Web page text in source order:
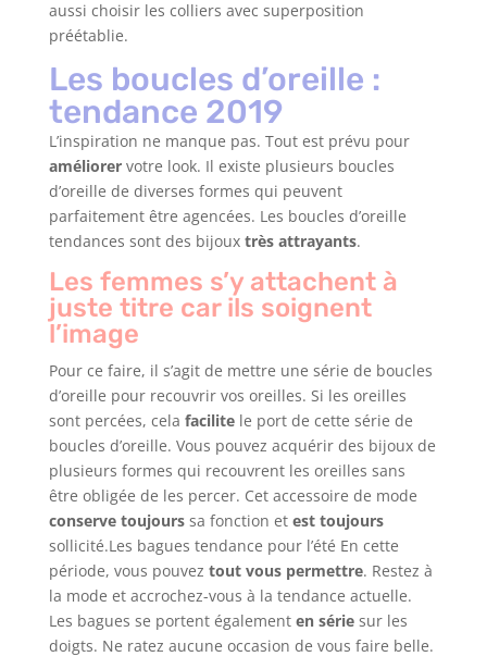
aussi choisir les colliers avec superposition
préétablie.
Les boucles d’oreille :
tendance 2019
L’inspiration ne manque pas. Tout est prévu pour
améliorervotre look. Il existe plusieurs boucles
d’oreille de diverses formes qui peuvent
parfaitement être agencées. Les boucles d’oreille
tendances sont des bijoux très attrayants.
Les femmes s’y attachent à
juste titre car ils soignent
l’image
Pour ce faire, il s’agit de mettre une série de boucles
d’oreille pour recouvrir vos oreilles. Si les oreilles
sont percées, cela facilitele port de cette série de
boucles d’oreille. Vous pouvez acquérir des bijoux de
plusieurs formes qui recouvrent les oreilles sans
être obligée de les percer. Cet accessoire de mode
conserve toujourssa fonction et est toujours
sollicité.Les bagues tendance pour l’été En cette
période, vous pouvez tout vous permettre. Restez à
la mode et accrochez-vous à la tendance actuelle.
Les bagues se portent également en sériesur les
doigts. Ne ratez aucune occasion de vous faire belle.